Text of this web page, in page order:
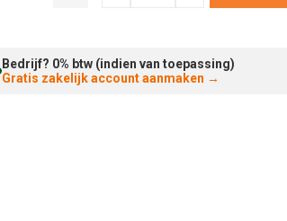
Bedrijf? 0% btw (indien van toepassing)
Gratis zakelijk account aanmaken →